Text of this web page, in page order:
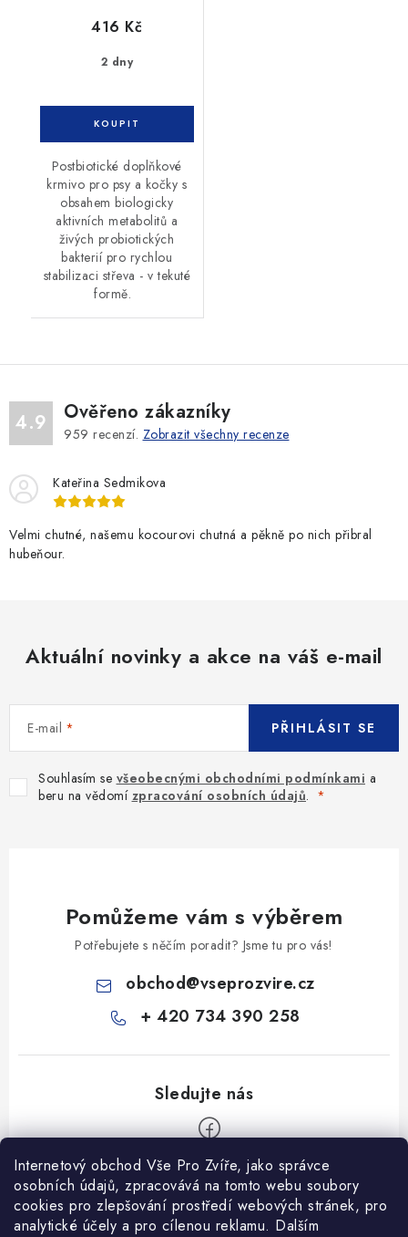
Internetový obchod Vše Pro Zvíře, jako správce
osobních údajů, zpracovává na tomto webu soubory
cookies pro zlepšování prostředí webových stránek, pro
analytické účely a pro cílenou reklamu. Dalším
2 dny
416 Kč
Postbiotické doplňkové
krmivo pro psy a kočky s
obsahem biologicky
aktivních metabolitů a
živých probiotických
bakterií pro rychlou
stabilizaci střeva - v tekuté
formě.
4.9 Ověřeno zákazníky
959 recenzí. Zobrazit všechny recenze
Kateřina Sedmikova
Velmi chutné, našemu kocourovi chutná a pěkně po nich přibral
hubeňour.
Aktuální novinky a akce na váš e-mail
E-mail
Souhlasím se všeobecnými obchodními podmínkami a
beru na vědomí zpracování osobních údajů.
PŘIHLÁSIT SE
Pomůžeme vám s výběrem
Potřebujete s něčím poradit? Jsme tu pro vás!
obchod@vseprozvire.cz
+ 420 734 390 258
Informace pro Vás